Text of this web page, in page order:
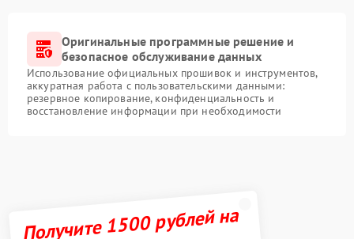
Оригинальные программные решение и
безопасное обслуживание данных
Использование официальных прошивок и инструментов,
аккуратная работа с пользовательскими данными:
резервное копирование, конфиденциальность и
восстановление информации при необходимости
Получите 1500 рублей на